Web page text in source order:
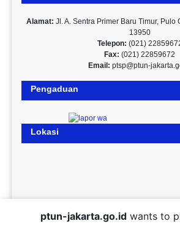
Alamat: Jl. A. Sentra Primer Baru Timur, Pulo
13950
Telepon: (021)
Fax: (021) 22859672
Email: ptsp@ptun-
Pengaduan
Lokasi
ptun-jakarta.go.id wants to